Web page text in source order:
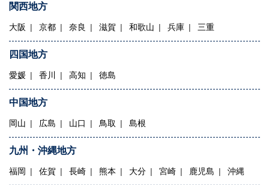
関西地方
大阪 京都 奈良 滋賀 和歌山 兵庫 三重
四国地方
愛媛 香川 高知 徳島
中国地方
岡山 広島 山口 鳥取 島根
九州・沖縄地方
福岡 佐賀 長崎 熊本 大分 宮崎 鹿児島 沖縄